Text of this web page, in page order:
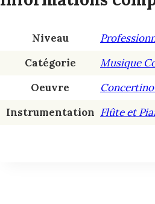
Niveau
Catégorie
Musique
Oeuvre
Instrumentation Flûte et